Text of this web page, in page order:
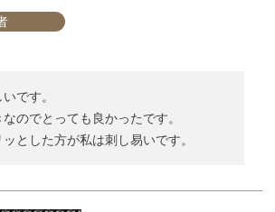
です。
のでとっても良かったです。
とした方が私は刺し易いです。